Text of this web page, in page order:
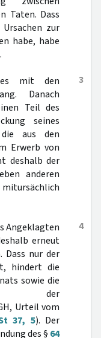
Taten. Dass
zur
habe, habe
3
mit den
Danach
Teil des
seines
aus den
Erwerb von
deshalb der
anderen
4
Angeklagten
erneut
Dass nur der
hindert die
sowie die
der
Urteil vom
37, 5). Der
des § 64